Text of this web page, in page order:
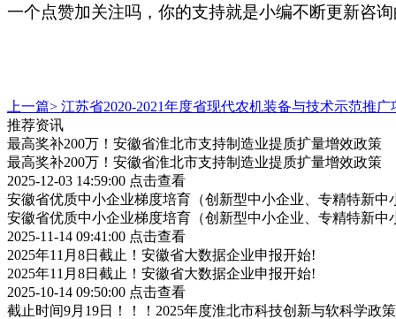
一个点赞加关注吗，你的支持就是小编不断更新咨
上一篇> 江苏省2020-2021年度省现代农机装备与技术示范推
推荐资讯
最高奖补200万！安徽省淮北市支持制造业提质扩量增效政策
最高奖补200万！安徽省淮北市支持制造业提质扩量增效政策
2025-12-03 14:59:00 点击查看
安徽省优质中小企业梯度培育（创新型中小企业、专精特新中
安徽省优质中小企业梯度培育（创新型中小企业、专精特新中
2025-11-14 09:41:00 点击查看
2025年11月8日截止！安徽省大数据企业申报开始!
2025年11月8日截止！安徽省大数据企业申报开始!
2025-10-14 09:50:00 点击查看
截止时间9月19日！！！2025年度淮北市科技创新与软科学